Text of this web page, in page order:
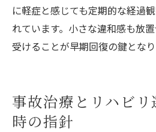
に軽症と感じても定期的な経過
れています。小さな違和感も放
受けることが早期回復の鍵となり
事故治療とリハビ
時の指針